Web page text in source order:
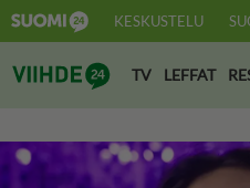
KESKUSTELU
Suomi24 Viihde
TV LEFFAT